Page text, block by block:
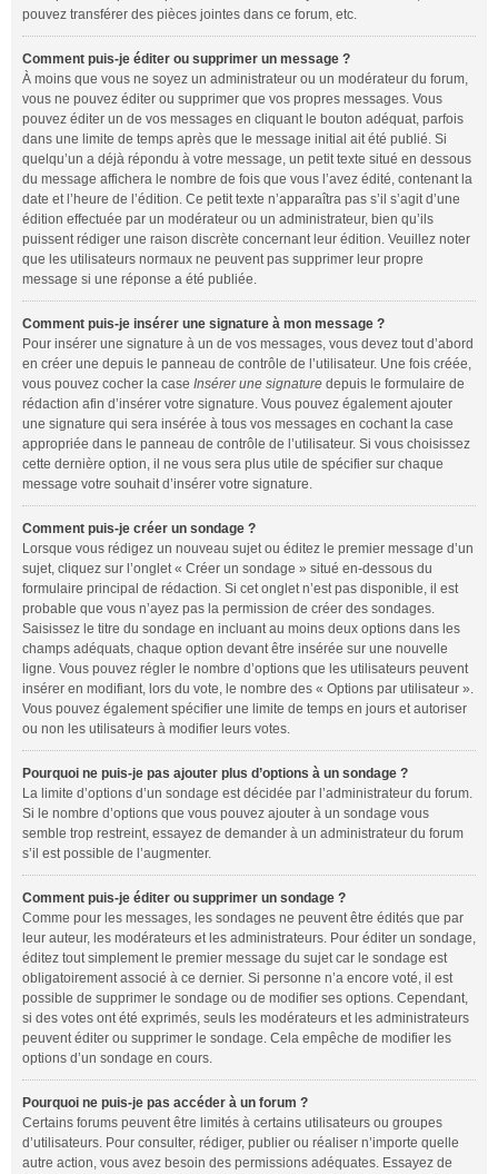
pouvez transférer des pièces jointes dans ce forum, etc.
Comment puis-je éditer ou supprimer un message ?
À moins que vous ne soyez un administrateur ou un modérateur du forum,
vous ne pouvez éditer ou supprimer que vos propres messages. Vous
pouvez éditer un de vos messages en cliquant le bouton adéquat, parfois
dans une limite de temps après que le message initial ait été publié. Si
quelqu’un a déjà répondu à votre message, un petit texte situé en dessous
du message affichera le nombre de fois que vous l’avez édité, contenant la
date et l’heure de l’édition. Ce petit texte n’apparaîtra pas s’il s’agit d’une
édition effectuée par un modérateur ou un administrateur, bien qu’ils
puissent rédiger une raison discrète concernant leur édition. Veuillez noter
que les utilisateurs normaux ne peuvent pas supprimer leur propre
message si une réponse a été publiée.
Comment puis-je insérer une signature à mon message ?
Pour insérer une signature à un de vos messages, vous devez tout d’abord
en créer une depuis le panneau de contrôle de l’utilisateur. Une fois créée,
vous pouvez cocher la case Insérer une signature depuis le formulaire de
rédaction afin d’insérer votre signature. Vous pouvez également ajouter
une signature qui sera insérée à tous vos messages en cochant la case
appropriée dans le panneau de contrôle de l’utilisateur. Si vous choisissez
cette dernière option, il ne vous sera plus utile de spécifier sur chaque
message votre souhait d’insérer votre signature.
Comment puis-je créer un sondage ?
Lorsque vous rédigez un nouveau sujet ou éditez le premier message d’un
sujet, cliquez sur l’onglet « Créer un sondage » situé en-dessous du
formulaire principal de rédaction. Si cet onglet n’est pas disponible, il est
probable que vous n’ayez pas la permission de créer des sondages.
Saisissez le titre du sondage en incluant au moins deux options dans les
champs adéquats, chaque option devant être insérée sur une nouvelle
ligne. Vous pouvez régler le nombre d’options que les utilisateurs peuvent
insérer en modifiant, lors du vote, le nombre des « Options par utilisateur ».
Vous pouvez également spécifier une limite de temps en jours et autoriser
ou non les utilisateurs à modifier leurs votes.
Pourquoi ne puis-je pas ajouter plus d’options à un sondage ?
La limite d’options d’un sondage est décidée par l’administrateur du forum.
Si le nombre d’options que vous pouvez ajouter à un sondage vous
semble trop restreint, essayez de demander à un administrateur du forum
s’il est possible de l’augmenter.
Comment puis-je éditer ou supprimer un sondage ?
Comme pour les messages, les sondages ne peuvent être édités que par
leur auteur, les modérateurs et les administrateurs. Pour éditer un sondage,
éditez tout simplement le premier message du sujet car le sondage est
obligatoirement associé à ce dernier. Si personne n’a encore voté, il est
possible de supprimer le sondage ou de modifier ses options. Cependant,
si des votes ont été exprimés, seuls les modérateurs et les administrateurs
peuvent éditer ou supprimer le sondage. Cela empêche de modifier les
options d’un sondage en cours.
Pourquoi ne puis-je pas accéder à un forum ?
Certains forums peuvent être limités à certains utilisateurs ou groupes
d’utilisateurs. Pour consulter, rédiger, publier ou réaliser n’importe quelle
autre action, vous avez besoin des permissions adéquates. Essayez de